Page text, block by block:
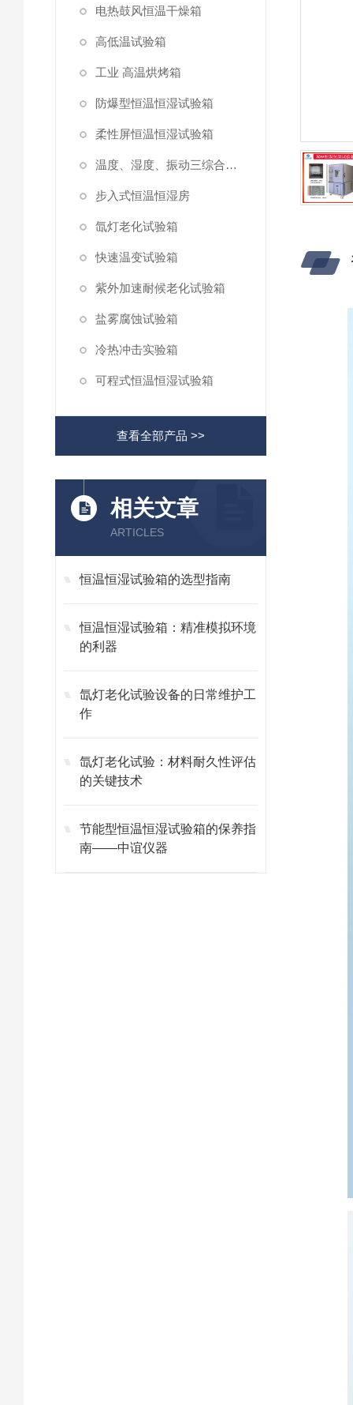
电热鼓风恒温干燥箱
高低温试验箱
工业 高温烘烤箱
防爆型恒温恒湿试验箱
柔性屏恒温恒湿试验箱
温度、湿度、振动三综合试验箱
步入式恒温恒湿房
氙灯老化试验箱
快速温变试验箱
紫外加速耐候老化试验箱
盐雾腐蚀试验箱
冷热冲击实验箱
可程式恒温恒湿试验箱
查看全部产品 >>
相关文章
ARTICLES
恒温恒湿试验箱的选型指南
恒温恒湿试验箱：精准模拟环境
的利器
氙灯老化试验设备的日常维护工
作
氙灯老化试验：材料耐久性评估
的关键技术
节能型恒温恒湿试验箱的保养指
南——中谊仪器